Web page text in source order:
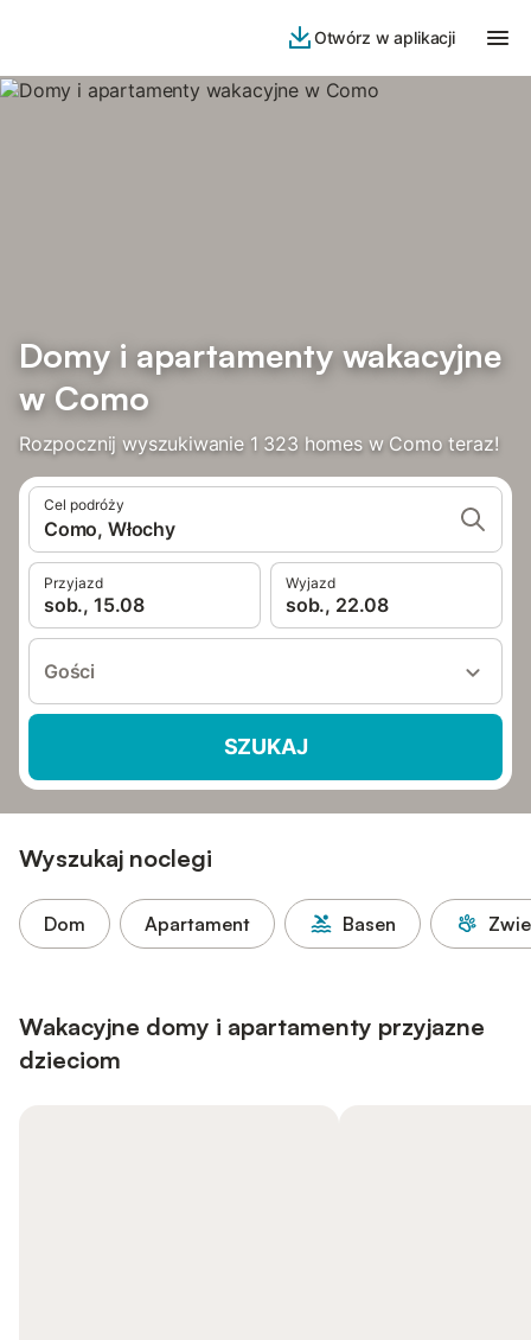
Otwórz w aplikacji
Domy i apartamenty wakacyjne
w Como
Rozpocznij wyszukiwanie 1 323 homes w Como teraz!
Cel podróży
Como, Włochy
Przyjazd
sob., 15.08
Wyjazd
sob., 22.08
Gości
SZUKAJ
Wyszukaj noclegi
Dom Apartament Basen
Wakacyjne domy i apartamenty przyjazne
dzieciom